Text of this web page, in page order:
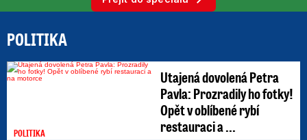
POLITIKA
POLITIKA
Utajená dovolená Petra
Pavla: Prozradily ho fotky!
Opět v oblíbené rybí
restauraci a ...